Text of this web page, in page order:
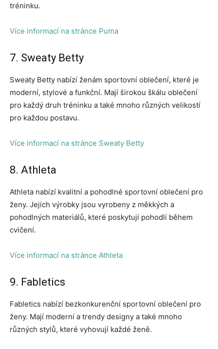
tréninku.
Více informací na stránce Puma
7. Sweaty Betty
Sweaty Betty nabízí ženám sportovní oblečení, které je
moderní, stylové a funkční. Mají širokou škálu oblečení
pro každý druh tréninku a také mnoho různých velikostí
pro každou postavu.
Více informací na stránce Sweaty Betty
8. Athleta
Athleta nabízí kvalitní a pohodlné sportovní oblečení pro
ženy. Jejich výrobky jsou vyrobeny z měkkých a
pohodlných materiálů, které poskytují pohodlí během
cvičení.
Více informací na stránce Athleta
9. Fabletics
Fabletics nabízí bezkonkurenční sportovní oblečení pro
ženy. Mají moderní a trendy designy a také mnoho
různých stylů, které vyhovují každé ženě.